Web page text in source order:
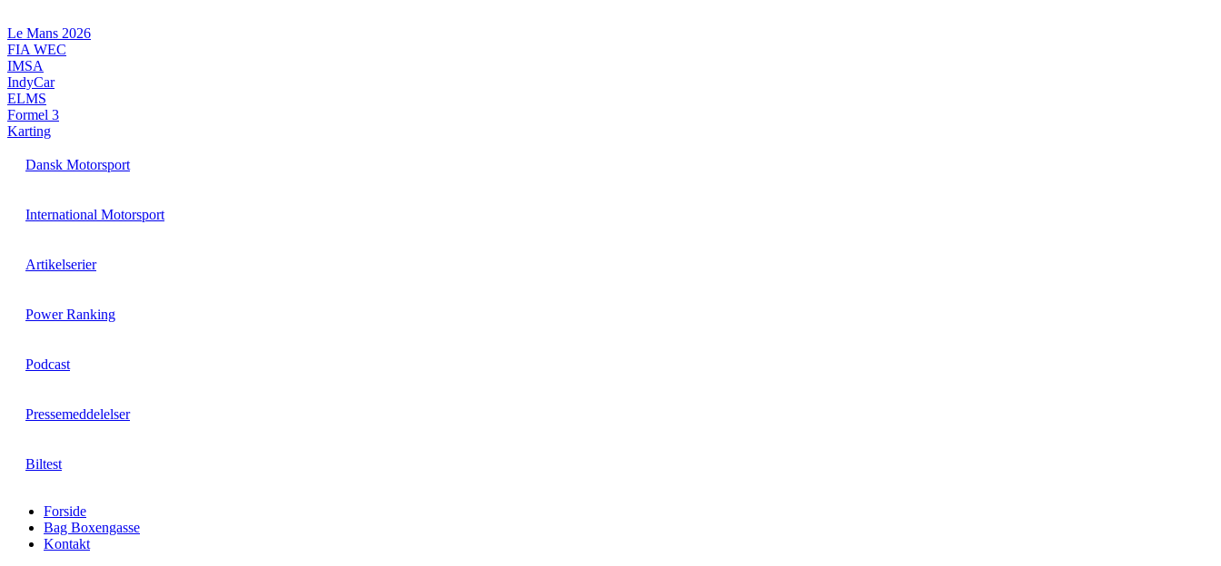
til
indhold
Le Mans 2026
FIA WEC
IMSA
IndyCar
ELMS
Formel 3
Karting
Dansk Motorsport
International Motorsport
Artikelserier
Power Ranking
Podcast
Pressemeddelelser
Biltest
Forside
Bag Boxengasse
Kontakt